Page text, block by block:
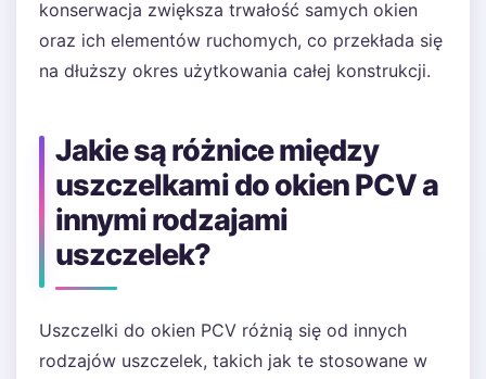
konserwacja zwiększa trwałość samych okien
oraz ich elementów ruchomych, co przekłada się
na dłuższy okres użytkowania całej konstrukcji.
Jakie są różnice między
uszczelkami do okien PCV a
innymi rodzajami
uszczelek?
Uszczelki do okien PCV różnią się od innych
rodzajów uszczelek, takich jak te stosowane w